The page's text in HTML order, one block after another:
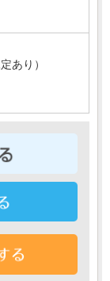
あり）